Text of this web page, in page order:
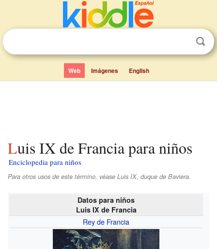
Web Imágenes English
Luis IX de Francia para niños
Enciclopedia para niños
Para otros usos de este término, véase Luis IX, duque de Baviera.
Datos para niños
Luis IX de Francia
Rey de Francia